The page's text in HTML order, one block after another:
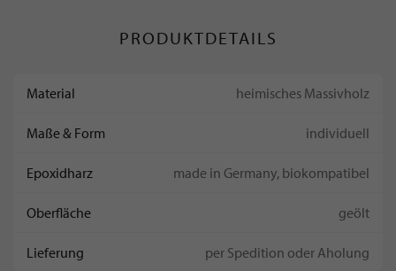
PRODUKTDETAILS
Material heimisches Massivholz
Maße & Form individuell
Epoxidharz made in Germany, biokompatibel
Oberfläche geölt
Lieferung per Spedition oder Aholung